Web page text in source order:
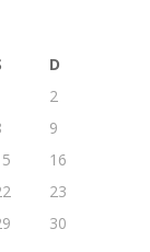
D
2
9
16
23
30